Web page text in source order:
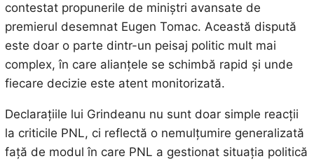
contestat propunerile de miniștri avansate de
premierul desemnat Eugen Tomac. Această dispută
este doar o parte dintr-un peisaj politic mult mai
complex, în care alianțele se schimbă rapid și unde
fiecare decizie este atent monitorizată.
Declarațiile lui Grindeanu nu sunt doar simple reacții
la criticile PNL, ci reflectă o nemulțumire generalizată
față de modul în care PNL a gestionat situația politică